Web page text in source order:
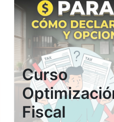
Curso
Fiscal